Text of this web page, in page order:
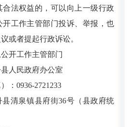
合法权益的，可以向上一级行政
工作主管部门投诉、举报，也
或者提起行政诉讼。
开工作主管部门
人民政府办公室
：0936-2721233
清泉镇县府街36号（县政府统